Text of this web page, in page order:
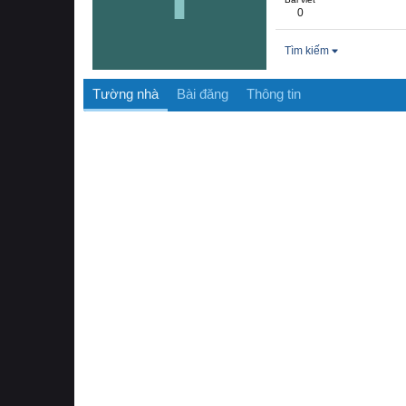
0
Tìm kiếm
Tường nhà Bài đăng Thông tin